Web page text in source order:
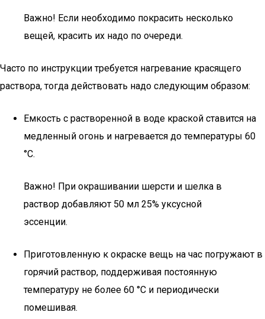
Важно! Если необходимо покрасить несколько
вещей, красить их надо по очереди.
Часто по инструкции требуется нагревание красящего
раствора, тогда действовать надо следующим образом:
Емкость с растворенной в воде краской ставится на
медленный огонь и нагревается до температуры 60
°С.
Важно! При окрашивании шерсти и шелка в
раствор добавляют 50 мл 25% уксусной
эссенции.
Приготовленную к окраске вещь на час погружают в
горячий раствор, поддерживая постоянную
температуру не более 60 °С и периодически
помешивая.